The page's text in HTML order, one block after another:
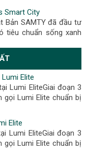
Smart City
Bản SAMTY đã đầu tư
tiêu chuẩn sống xanh
Elite
Lumi EliteGiai đoạn 3
gọi Lumi Elite chuẩn bị
Elite
Lumi EliteGiai đoạn 3
gọi Lumi Elite chuẩn bị